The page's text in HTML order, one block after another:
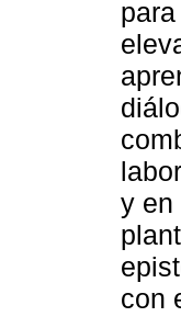
y en
con